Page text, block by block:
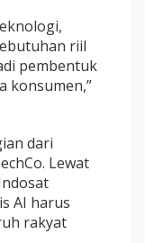
riil
pembentuk
konsumen,”
dari
Lewat
AI harus
rakyat